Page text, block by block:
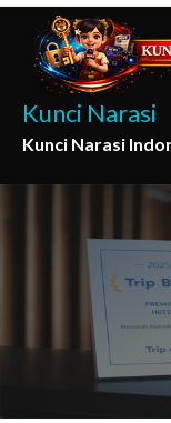
Skip
content
Kunci Narasi
Kunci Narasi